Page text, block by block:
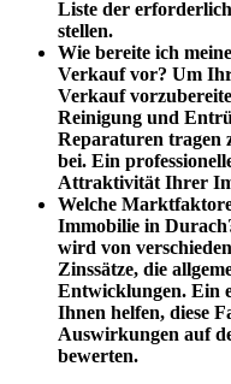
Liste der
stellen.
Wie bereite ich
Verkauf vor? Um
Verkauf
Reinigung und
Reparaturen tragen
bei. Ein
Attraktivität Ihrer
Welche
Immobilie in
wird von
Zinssätze, die
Entwicklungen. Ein
Ihnen helfen, diese
Auswirkungen auf
bewerten.